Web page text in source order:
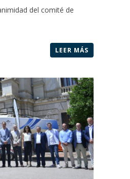
del comité de
LEER MÁS